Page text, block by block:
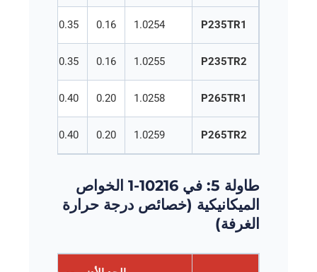
P235TR1
1.0254
0.16
0.35
P235TR2
1.0255
0.16
0.35
P265TR1
1.0258
0.20
0.40
P265TR2
1.0259
0.20
0.40
طاولة 5: في 10216-1 الخواص
الميكانيكية (خصائص درجة حرارة
الغرفة)